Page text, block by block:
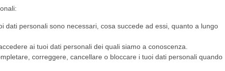
dati personali sono necessari, cosa succede ad essi, quanto a lungo
ai tuoi dati personali dei quali siamo a conoscenza.
correggere, cancellare o bloccare i tuoi dati personali quando